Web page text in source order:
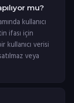
mu?
kullanıcı
ifası için
kullanıcı verisi
veya